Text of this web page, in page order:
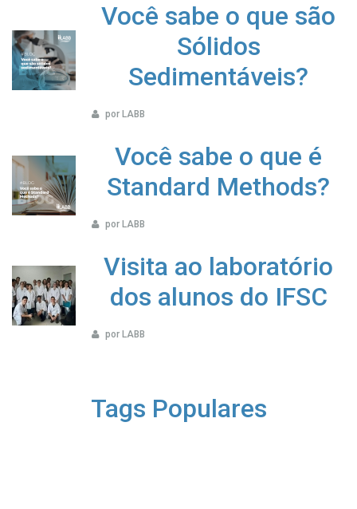
Você sabe o que são
Sólidos
Sedimentáveis?
por LABB
Você sabe o que é
Standard Methods?
por LABB
Visita ao laboratório
dos alunos do IFSC
por LABB
Tags Populares